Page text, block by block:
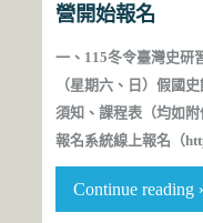
營開始報名
一、115冬令臺灣史研
（星期六、日）假國
須知、課程表（均如
報名系統線上報名（
Continue reading